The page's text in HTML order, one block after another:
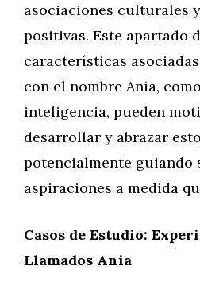
asociaciones culturales
positivas. Este apartado
características
con el nombre Ania,
inteligencia, pueden
desarrollar y abrazar
potencialmente guiando
aspiraciones a medida
Casos de Estudio:
Llamados Ania